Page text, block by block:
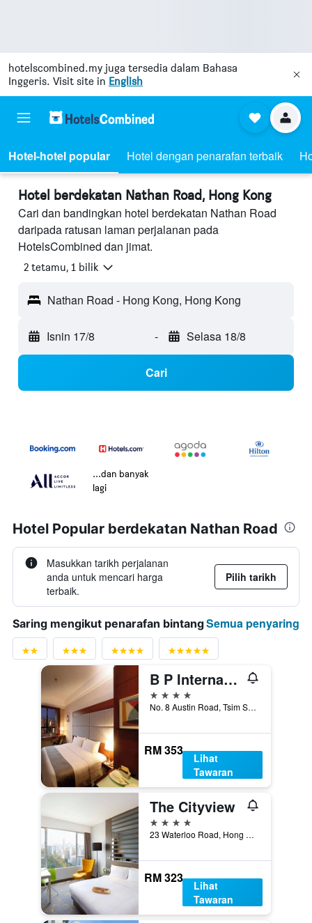
hotelscombined.my juga tersedia dalam Bahasa
Inggeris. Visit site in English
Hotel-hotel popular Hotel dengan penarafan terbaik
Hotel berdekatan Nathan Road, Hong Kong
Cari dan bandingkan hotel berdekatan Nathan Road
daripada ratusan laman perjalanan pada
HotelsCombined dan jimat.
2 tetamu, 1 bilik
Nathan Road - Hong Kong, Hong Kong
Isnin 17/8 - Selasa 18/8
Cari
...dan banyak
lagi
Hotel Popular berdekatan Nathan Road
Masukkan tarikh perjalanan
anda untuk mencari harga
terbaik.
Pilih tarikh
Saring mengikut penarafan bintangSemua penyaring
B P International
4 bintang
No. 8 Austin Road, Tsim Sha Tsui, Hong Kong, Hong Kong
RM 353
Lihat
Tawaran
The Cityview
4 bintang
23 Waterloo Road, Hong Kong, Hong Kong
RM 323
Lihat
Tawaran